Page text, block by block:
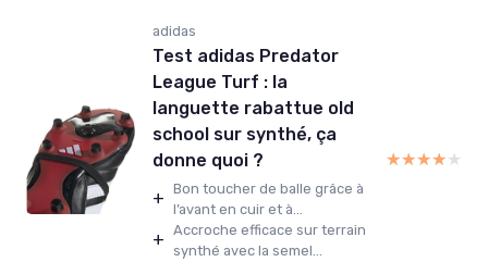
adidas
Test adidas Predator
League Turf : la
languette rabattue old
school sur synthé, ça
donne quoi ?
+ Bon toucher de balle grâce à
l’avant en cuir et à...
+ Accroche efficace sur terrain
synthé avec la semel...
★★★★★
★★★★★